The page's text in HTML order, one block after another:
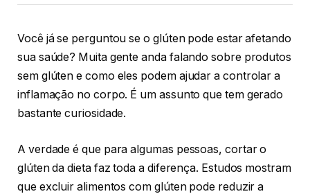
Você já se perguntou se o glúten pode estar afetando
sua saúde? Muita gente anda falando sobre produtos
sem glúten e como eles podem ajudar a controlar a
inflamação no corpo. É um assunto que tem gerado
bastante curiosidade.
A verdade é que para algumas pessoas, cortar o
glúten da dieta faz toda a diferença. Estudos mostram
que excluir alimentos com glúten pode reduzir a